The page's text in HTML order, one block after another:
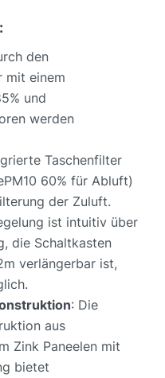
den
mit einem
und
werden
Taschenfilter
60% für Abluft)
der Zuluft.
ist intuitiv über
die Schaltkasten
verlängerbar ist,
: Die
aus
Zink Paneelen mit
bietet